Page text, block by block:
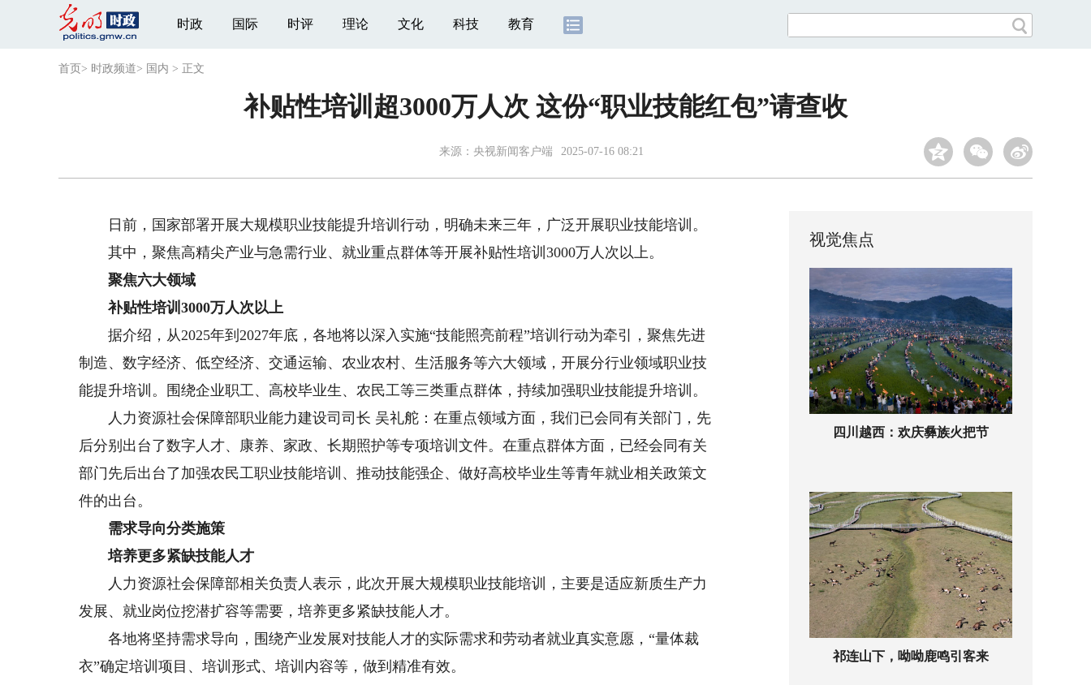
时政 国际 时评 理论 文化 科技 教育
首页 > 时政频道> 国内 > 正文
补贴性培训超3000万人次 这份“职业技能红包”请查收
来源： 央视新闻客户端 2025-07-16 08:21
日前，国家部署开展大规模职业技能提升培训行动，明确未来三年，广泛开展职业技能培训。
其中，聚焦高精尖产业与急需行业、就业重点群体等开展补贴性培训3000万人次以上。
聚焦六大领域
补贴性培训3000万人次以上
据介绍，从2025年到2027年底，各地将以深入实施“技能照亮前程”培训行动为牵引，聚焦先进
制造、数字经济、低空经济、交通运输、农业农村、生活服务等六大领域，开展分行业领域职业技
能提升培训。围绕企业职工、高校毕业生、农民工等三类重点群体，持续加强职业技能提升培训。
人力资源社会保障部职业能力建设司司长 吴礼舵：在重点领域方面，我们已会同有关部门，先
后分别出台了数字人才、康养、家政、长期照护等专项培训文件。在重点群体方面，已经会同有关
部门先后出台了加强农民工职业技能培训、推动技能强企、做好高校毕业生等青年就业相关政策文
件的出台。
需求导向分类施策
培养更多紧缺技能人才
人力资源社会保障部相关负责人表示，此次开展大规模职业技能培训，主要是适应新质生产力
发展、就业岗位挖潜扩容等需要，培养更多紧缺技能人才。
各地将坚持需求导向，围绕产业发展对技能人才的实际需求和劳动者就业真实意愿，“量体裁
衣”确定培训项目、培训形式、培训内容等，做到精准有效。
视觉焦点
四川越西：欢庆彝族火把节
祁连山下，呦呦鹿鸣引客来